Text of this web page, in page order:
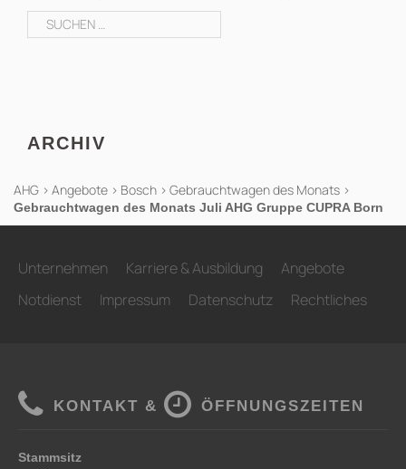
Suchen
nach:
ARCHIV
AHG > Angebote > Bosch > Gebrauchtwagen des Monats >
Gebrauchtwagen des Monats Juli AHG Gruppe CUPRA Born
Unternehmen Karriere & Ausbildung
Angebote
Notdienst
Impressum Datenschutz Rechtliches
KONTAKT & ÖFFNUNGSZEITEN
Stammsitz